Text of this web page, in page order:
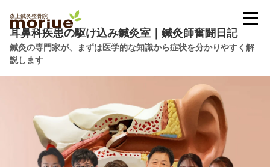
耳鼻科疾患の駆け込み鍼灸室｜鍼灸師奮闘日記
鍼灸の専門家が、まずは医学的な知識から症状を分かりやすく解
説します